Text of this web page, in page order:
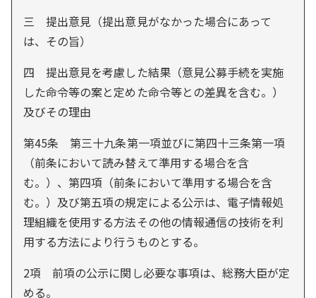
三 提出意見（提出意見がなかった場合にあって
は、その旨）
四 提出意見を考慮した結果（意見公募手続を実施
した命令等の案と定めた命令等との差異を含む。）
及びその理由
第45条 第三十九条第一項並びに第四十三条第一項
（前条において読み替えて準用する場合を含
む。）、第四項（前条において準用する場合を含
む。）及び第五項の規定による公示は、電子情報処
理組織を使用する方法その他の情報通信の技術を利
用する方法により行うものとする。
2項 前項の公示に関し必要な事項は、総務大臣が定
める。